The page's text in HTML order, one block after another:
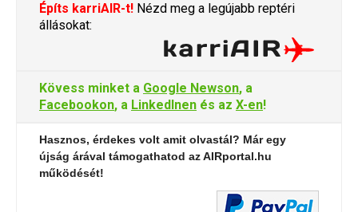
Építs karriAIR-t! Nézd meg a legújabb reptéri
állásokat:
Kövess minket a Google Newson, a
Facebookon, a LinkedInen és az X-en!
Hasznos, érdekes volt amit olvastál? Már egy
újság árával támogathatod az AIRportal.hu
működését!